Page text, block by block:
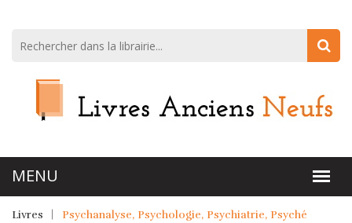
Livres Psychanalyse, Psychologie, Psychiatrie, Psyché